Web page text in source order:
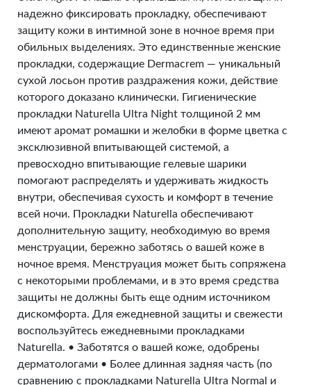
надежно фиксировать прокладку, обеспечивают
защиту кожи в интимной зоне в ночное время при
обильных выделениях. Это единственные женские
прокладки, содержащие Dermacrem — уникальный
сухой лосьон против раздражения кожи, действие
которого доказано клинически. Гигиенические
прокладки Naturella Ultra Night толщиной 2 мм
имеют аромат ромашки и желобки в форме цветка с
эксклюзивной впитывающей системой, а
превосходно впитывающие гелевые шарики
помогают распределять и удерживать жидкость
внутри, обеспечивая сухость и комфорт в течение
всей ночи. Прокладки Naturella обеспечивают
дополнительную защиту, необходимую во время
менструации, бережно заботясь о вашей коже в
ночное время. Менструация может быть сопряжена
с некоторыми проблемами, и в это время средства
защиты не должны быть еще одним источником
дискомфорта. Для ежедневной защиты и свежести
воспользуйтесь ежедневными прокладками
Naturella. • Заботятся о вашей коже, одобрены
дерматологами • Более длинная задняя часть (по
сравнению с прокладками Naturella Ultra Normal и